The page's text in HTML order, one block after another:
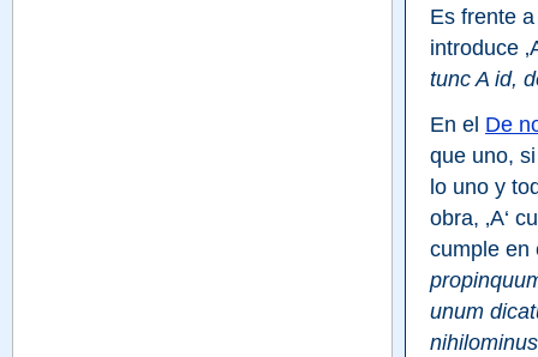
Es frente
introduce
tunc A id,
En el De
que uno,
lo uno y
obra, ‚A‘
cumple en
unum